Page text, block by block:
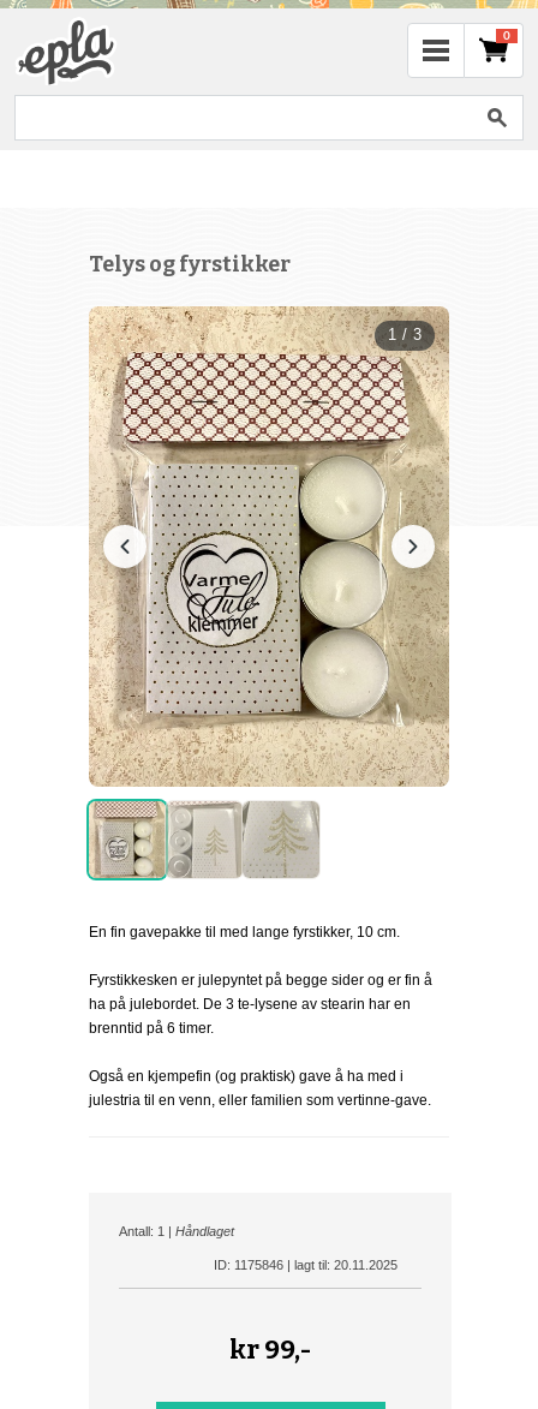
0
Telys og fyrstikker
1 / 3
En fin gavepakke til med lange fyrstikker, 10 cm.
Fyrstikkesken er julepyntet på begge sider og er fin å
ha på julebordet. De 3 te-lysene av stearin har en
brenntid på 6 timer.
Også en kjempefin (og praktisk) gave å ha med i
julestria til en venn, eller familien som vertinne-gave.
Antall: 1 | Håndlaget
ID: 1175846 | lagt til: 20.11.2025
kr99,-